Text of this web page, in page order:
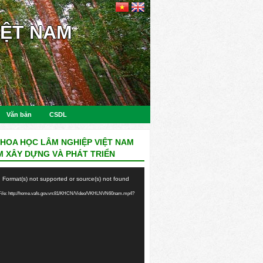
NAM
Văn bản CSDL
HỌC LÂM NGHIỆP VIỆT NAM
XÂY DỰNG VÀ PHÁT TRIỂN
Format(s) not supported or source(s) not found
http://home.vafs.gov.vn:81/KHCN/Video/VKHLNVN60nam.mp4?